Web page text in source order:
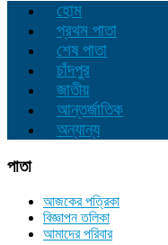
হোম
প্রথম পাতা
শেষ পাতা
চাঁদপুর
জাতীয়
আন্তর্জাতিক
অন্যান্য
পাতা
আজকের পত্রিকা
বিজ্ঞাপন তলিকা
আমাদের পরিবার